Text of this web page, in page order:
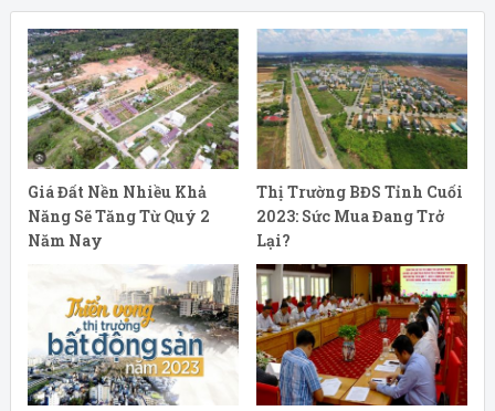
Giá Đất Nền Nhiều Khả
Năng Sẽ Tăng Từ Quý 2
Năm Nay
Thị Trường BĐS Tỉnh Cuối
2023: Sức Mua Đang Trở
Lại?